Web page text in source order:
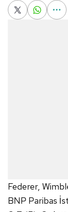
Federer,
BNP Paribas